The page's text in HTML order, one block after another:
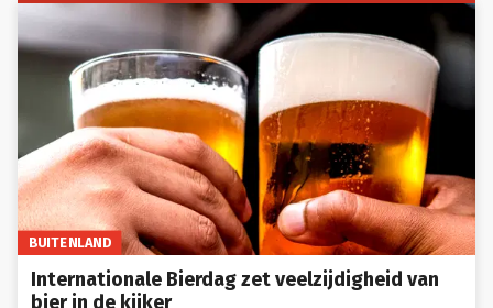
BUITENLAND
Internationale Bierdag zet veelzijdigheid van
bier in de kijker